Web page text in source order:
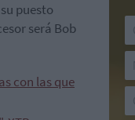
puesto
será Bob
con las que